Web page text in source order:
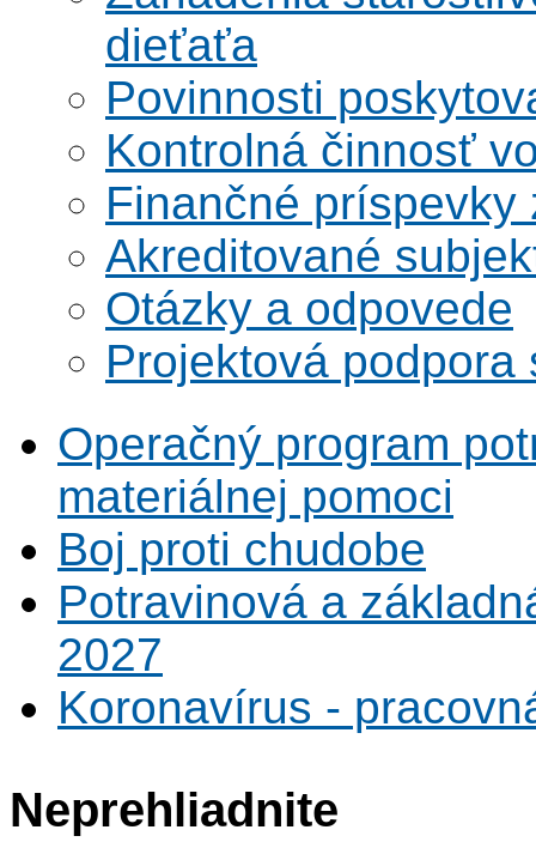
dieťaťa
Povinnosti
Kontrolná činnosť
Finančné príspevky
Akreditované
Otázky a odpovede
Projektová
Operačný program
materiálnej pomoci
Boj proti chudobe
Potravinová a
2027
Koronavírus -
Neprehliadnite